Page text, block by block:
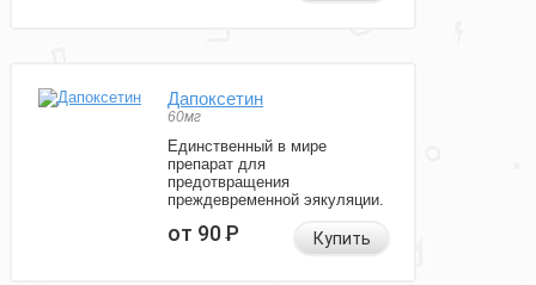
Дапоксетин
60мг
Единственный в мире
препарат для
предотвращения
преждевременной эякуляции.
от 90Р Купить